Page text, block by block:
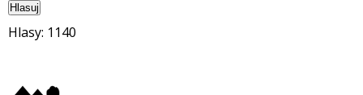
Hlasuj
Hlasy: 1140